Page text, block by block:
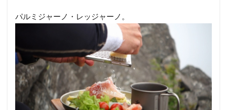
パルミジャーノ・レッジャーノ。